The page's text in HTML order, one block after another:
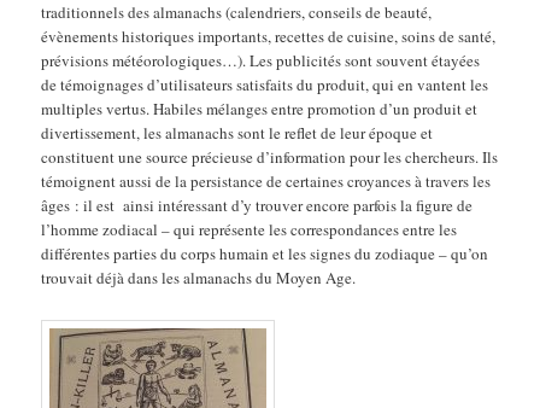
traditionnels des almanachs (calendriers, conseils de beauté,
évènements historiques importants, recettes de cuisine, soins de santé,
prévisions météorologiques…). Les publicités sont souvent étayées
de témoignages d’utilisateurs satisfaits du produit, qui en vantent les
multiples vertus. Habiles mélanges entre promotion d’un produit et
divertissement, les almanachs sont le reflet de leur époque et
constituent une source précieuse d’information pour les chercheurs. Ils
témoignent aussi de la persistance de certaines croyances à travers les
âges : il est ainsi intéressant d’y trouver encore parfois la figure de
l’homme zodiacal – qui représente les correspondances entre les
différentes parties du corps humain et les signes du zodiaque – qu’on
trouvait déjà dans les almanachs du Moyen Age.